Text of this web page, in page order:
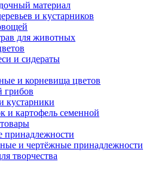
материал
и кустарников
для животных
и сидераты
и корневища цветов
кустарники
и картофель семенной
и чертёжные принадлежности
творчества